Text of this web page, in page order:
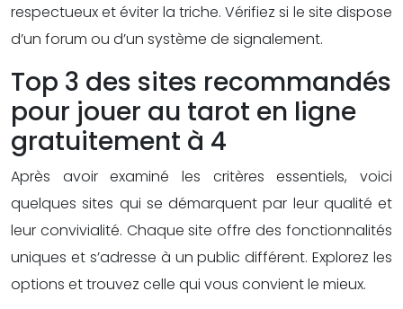
respectueux et éviter la triche. Vérifiez si le site dispose
d’un forum ou d’un système de signalement.
Top 3 des sites recommandés
pour jouer au tarot en ligne
gratuitement à 4
Après avoir examiné les critères essentiels, voici
quelques sites qui se démarquent par leur qualité et
leur convivialité. Chaque site offre des fonctionnalités
uniques et s’adresse à un public différent. Explorez les
options et trouvez celle qui vous convient le mieux.